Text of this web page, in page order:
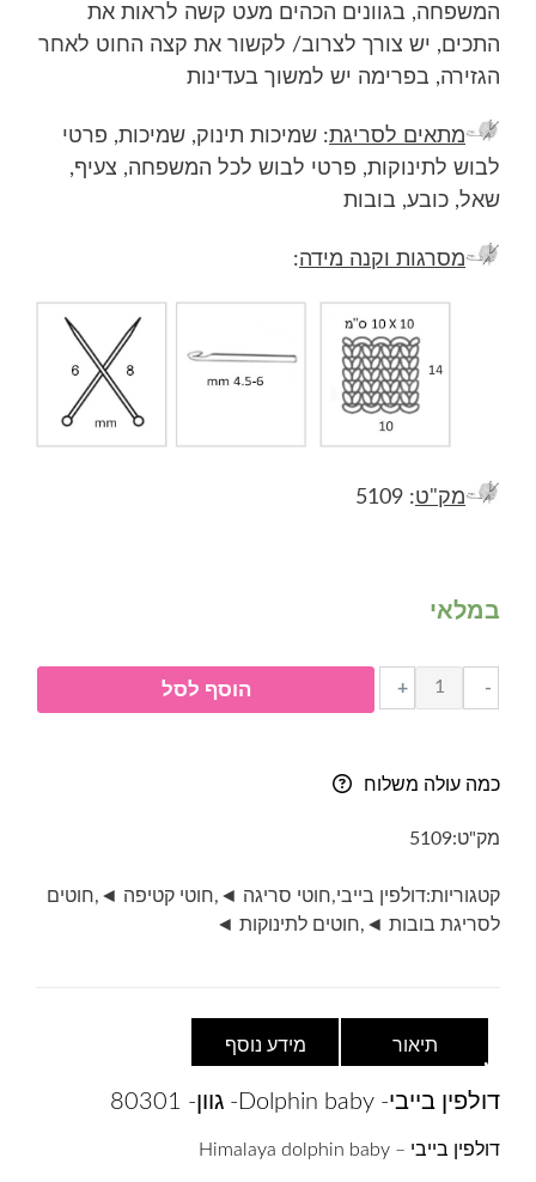
המשפחה, בגוונים הכהים מעט קשה לראות את
התכים, יש צורך לצרוב/ לקשור את קצה החוט לאחר
הגזירה, בפרימה יש למשוך בעדינות
מתאים לסריגת: שמיכות תינוק, שמיכות, פרטי
לבוש לתינוקות, פרטי לבוש לכל המשפחה, צעיף,
שאל, כובע, בובות
מסרגות וקנה מידה:
מק"ט: 5109
במלאי
-
כמות
של
Dolphin
+ הוסף לסל
כמה עולה משלוח
מק"ט:5109
קטגוריות:דולפין בייבי,חוטי סריגה ◄ ,חוטי קטיפה ◄ ,חוטים
לסריגת בובות ◄ ,חוטים לתינוקות ◄
תיאור מידע נוסף
דולפין בייבי- Dolphin baby- גוון- 80301
דולפין בייבי – Himalaya dolphin baby